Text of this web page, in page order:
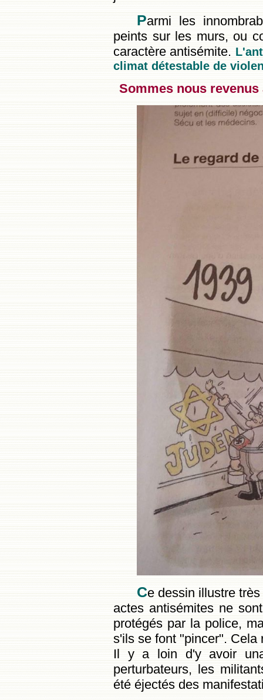
Parmi les
peints sur les murs, ou
caractère antisémite.
climat détestable de
Sommes nous revenus
Ce dessin illustre
actes antisémites ne
protégés par la police,
s'ils se font "pincer". Cela
Il y a loin d'y avoir
perturbateurs, les
été éjectés des